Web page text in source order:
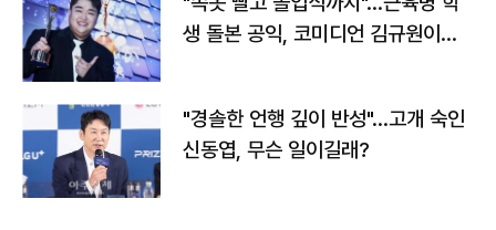
생 돌본 공익, 코미디언 김규원이었
"경솔한 언행 깊이 반성"…고개 숙인
신동엽, 무슨 일이길래?